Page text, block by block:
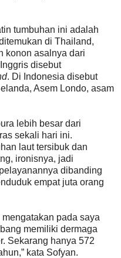
tumbuhan ini adalah
di Thailand,
konon asalnya dari
disebut
. Di Indonesia disebut
Asem Londo, asam
lebih besar dari
sekali hari ini.
laut tersibuk dan
ironisnya, jadi
dibanding
empat juta orang
pada saya
memiliki dermaga
Sekarang hanya 572
kata Sofyan.